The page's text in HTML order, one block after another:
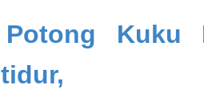
Kuku